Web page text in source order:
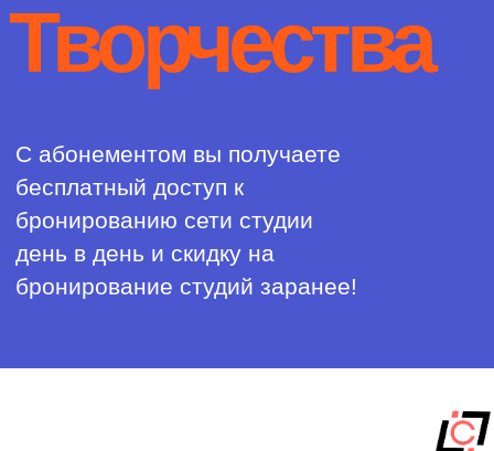
бронирование студий заранее!
Тарифы
и стоимость